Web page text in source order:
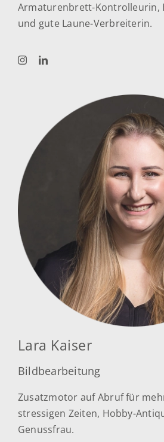
Armaturenbrett-Kontrolleurin,
und gute Laune-Verbreiterin.
Lara Kaiser
Bildbearbeitung
Zusatzmotor auf Abruf für
stressigen Zeiten, Hobby-
Genussfrau.